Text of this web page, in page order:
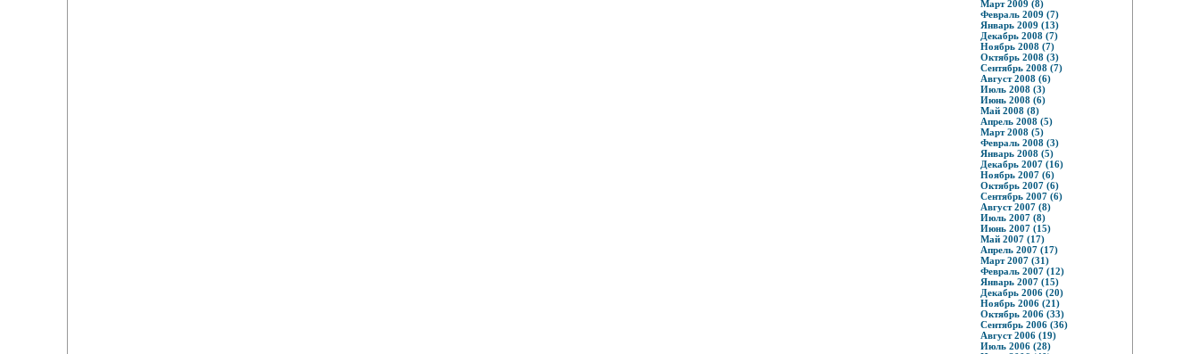
Март 2009 (8)
Февраль 2009 (7)
Январь 2009 (13)
Декабрь 2008 (7)
Ноябрь 2008 (7)
Октябрь 2008 (3)
Сентябрь 2008 (7)
Август 2008 (6)
Июль 2008 (3)
Июнь 2008 (6)
Май 2008 (8)
Апрель 2008 (5)
Март 2008 (5)
Февраль 2008 (3)
Январь 2008 (5)
Декабрь 2007 (16)
Ноябрь 2007 (6)
Октябрь 2007 (6)
Сентябрь 2007 (6)
Август 2007 (8)
Июль 2007 (8)
Июнь 2007 (15)
Май 2007 (17)
Апрель 2007 (17)
Март 2007 (31)
Февраль 2007 (12)
Январь 2007 (15)
Декабрь 2006 (20)
Ноябрь 2006 (21)
Октябрь 2006 (33)
Сентябрь 2006 (36)
Август 2006 (19)
Июль 2006 (28)